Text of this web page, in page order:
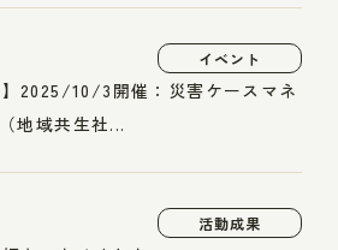
イベント
】2025/10/3開催：災害ケースマネ
地域共生社...
活動成果